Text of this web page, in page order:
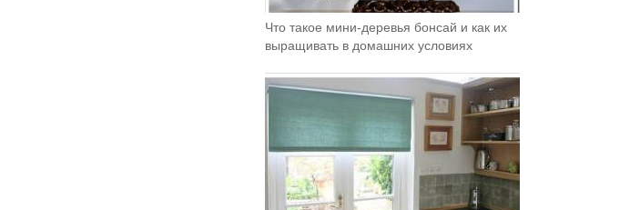
Что такое мини-деревья бонсай и как их
выращивать в домашних условиях